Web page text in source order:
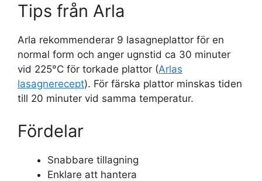
Tips från Arla
Arla rekommenderar 9 lasagneplattor för en
normal form och anger ugnstid ca 30 minuter
vid 225°C för torkade plattor (Arlas
lasagnerecept). För färska plattor minskas tiden
till 20 minuter vid samma temperatur.
Fördelar
Snabbare tillagning
Enklare att hantera